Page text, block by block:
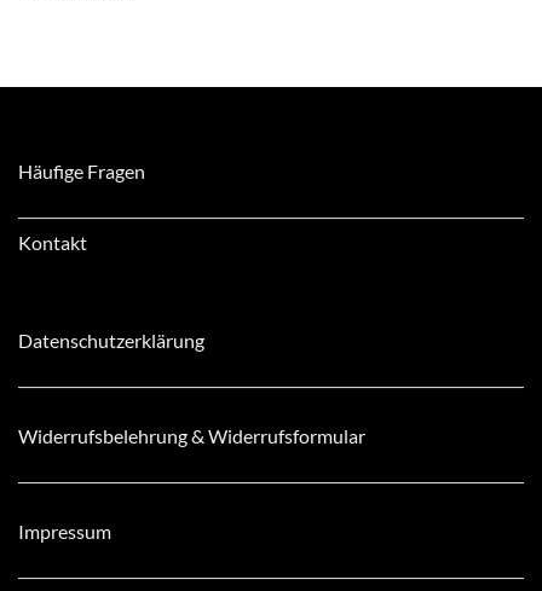
Häufige Fragen
Kontakt
Datenschutzerklärung
Widerrufsbelehrung & Widerrufsformular
Impressum